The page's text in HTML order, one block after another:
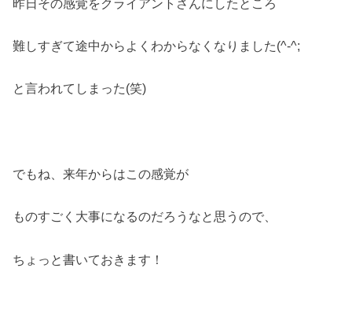
昨日その感覚をクライアントさんにしたところ
難しすぎて途中からよくわからなくなりました(^-^;
と言われてしまった(笑)
でもね、来年からはこの感覚が
ものすごく大事になるのだろうなと思うので、
ちょっと書いておきます！